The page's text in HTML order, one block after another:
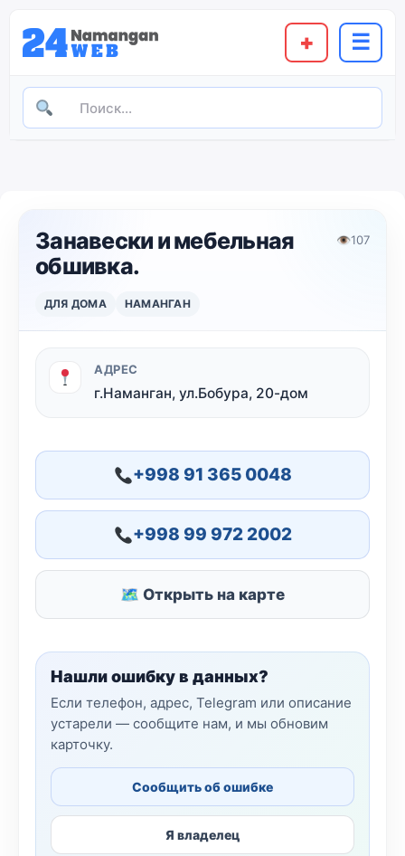
+ ☰
Занавески и мебельная
обшивка.
👁107
ДЛЯ ДОМА НАМАНГАН
АДРЕС
г.Наманган, ул.Бобура, 20-дом
+998 91 365 0048
+998 99 972 2002
🗺 Открыть на карте
Нашли ошибку в данных?
Если телефон, адрес, Telegram или описание
устарели — сообщите нам, и мы обновим
карточку.
Сообщить об ошибке
Я владелец